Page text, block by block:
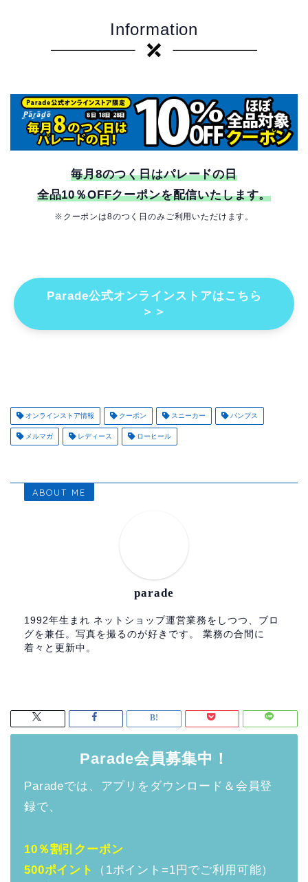
Information
毎月8のつく日はパレードの日
全品10％OFFクーポンを配信いたします。
※クーポンは8のつく日のみご利用いただけます。
Parade公式オンラインストアはこちら
＞＞
オンラインストア情報 クーポン スニーカー パンプス
メルマガ レディース ローヒール
ABOUT ME
parade
1992年生まれ ネットショップ運営業務をしつつ、ブロ
グを兼任。写真を撮るのが好きです。 業務の合間に
着々と更新中。
Parade会員募集中！
Paradeでは、アプリをダウンロード＆会員登
録で、
10％割引クーポン
500ポイント
（1ポイント=1円でご利用可能）